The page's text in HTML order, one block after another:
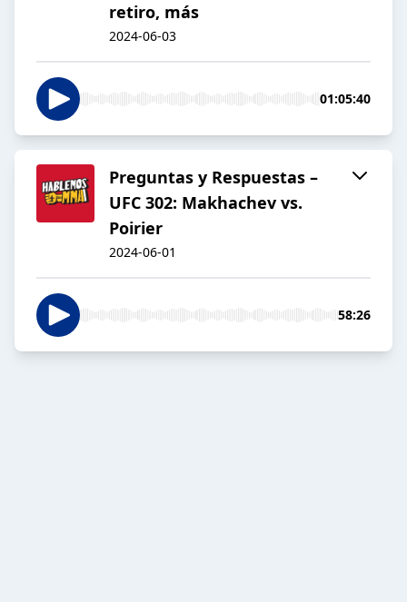
retiro, más
2024-06-03
01:05:40
Preguntas y Respuestas –
UFC 302: Makhachev vs.
Poirier
2024-06-01
58:26